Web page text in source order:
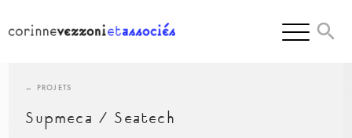
content
← PROJETS
Supmeca / Seatech